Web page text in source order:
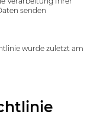
senden
wurde zuletzt am